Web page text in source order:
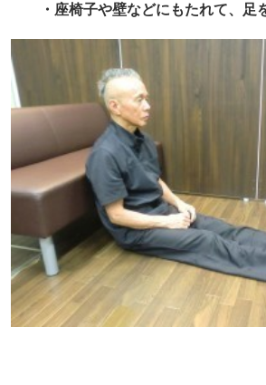
・座椅子や壁などにもたれて、足